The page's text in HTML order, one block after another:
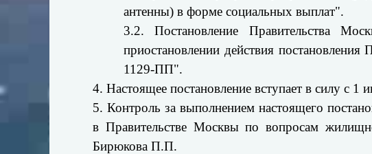
антенны) в форме социальных выплат".
3.2. Постановление
приостановлении действия
1129-ПП".
4. Настоящее постановление вступает в силу с 1
5. Контроль за выполнением настоящего
в Правительстве Москвы по вопросам
Бирюкова П.П.